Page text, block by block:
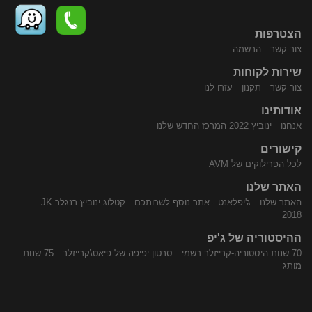
הצטרפות
צור קשר הרשמה
שירות לקוחות
צור קשר תקנון עזרו לנו
אודותינו
אנחנו ינוביץ 2022 המרכז החדש שלנו
קישורים
לכל הפרילוקים של AVM
האתר שלנו
האתר שלנו ג'יפלאנט - אתר נוסף לשרותכם
קטלוג ינוביץ רנגלר JK
2018
ההיסטוריה של ג'יפ
70 שנות היסטוריה-קרייזלר רשמי סרטון יפיפה של פיאט\קרייזלר
75 שנות
מותג